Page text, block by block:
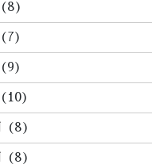
(8)
(7)
(9)
(10)
(8)
(8)